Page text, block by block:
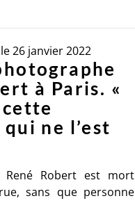
le 26 janvier 2022
à Paris. «
ne l’est
René Robert est mort
sans que personne